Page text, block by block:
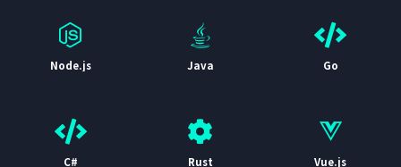
Node.js Java Go
C# Rust Vue.js